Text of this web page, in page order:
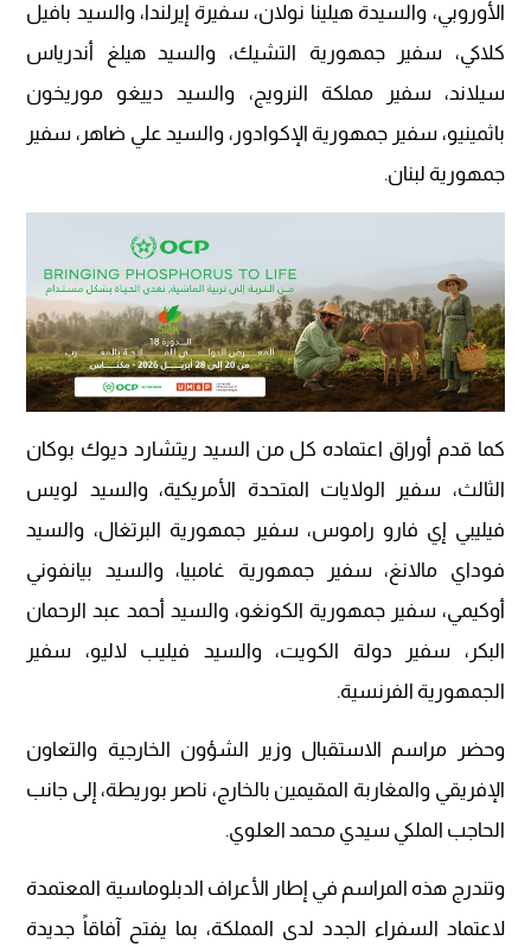
الأوروبي، والسيدة هيلينا نولان، سفيرة إيرلندا، والسيد بافيل
كلاكي، سفير جمهورية التشيك، والسيد هيلغ أندرياس
سيلاند، سفير مملكة النرويج، والسيد دييغو موريخون
باثمينيو، سفير جمهورية الإكوادور، والسيد علي ضاهر، سفير
جمهورية لبنان.
كما قدم أوراق اعتماده كل من السيد ريتشارد ديوك بوكان
الثالث، سفير الولايات المتحدة الأمريكية، والسيد لويس
فيليبي إي فارو راموس، سفير جمهورية البرتغال، والسيد
فوداي مالانغ، سفير جمهورية غامبيا، والسيد بيانفوني
أوكيمي، سفير جمهورية الكونغو، والسيد أحمد عبد الرحمان
البكر، سفير دولة الكويت، والسيد فيليب لاليو، سفير
الجمهورية الفرنسية.
وحضر مراسم الاستقبال وزير الشؤون الخارجية والتعاون
الإفريقي والمغاربة المقيمين بالخارج، ناصر بوريطة، إلى جانب
الحاجب الملكي سيدي محمد العلوي.
وتندرج هذه المراسم في إطار الأعراف الدبلوماسية المعتمدة
لاعتماد السفراء الجدد لدى المملكة، بما يفتح آفاقاً جديدة